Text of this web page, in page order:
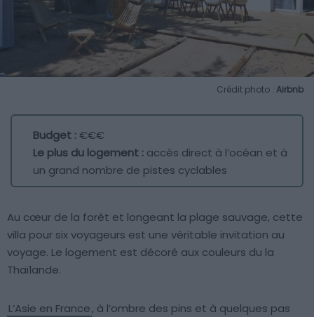
Crédit photo : Airbnb
Budget :€€€
Le plus du logement : accès direct à l’océan et à
un grand nombre de pistes cyclables
Au cœur de la forêt et longeant la plage sauvage, cette
villa pour six voyageurs est une véritable invitation au
voyage. Le logement est décoré aux couleurs du la
Thaïlande.
L’Asie en France, à l’ombre des pins et à quelques pas